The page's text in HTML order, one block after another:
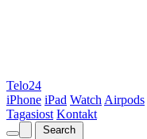
Telo24
iPhone iPad Watch Airpods
Tagasiost Kontakt
Search